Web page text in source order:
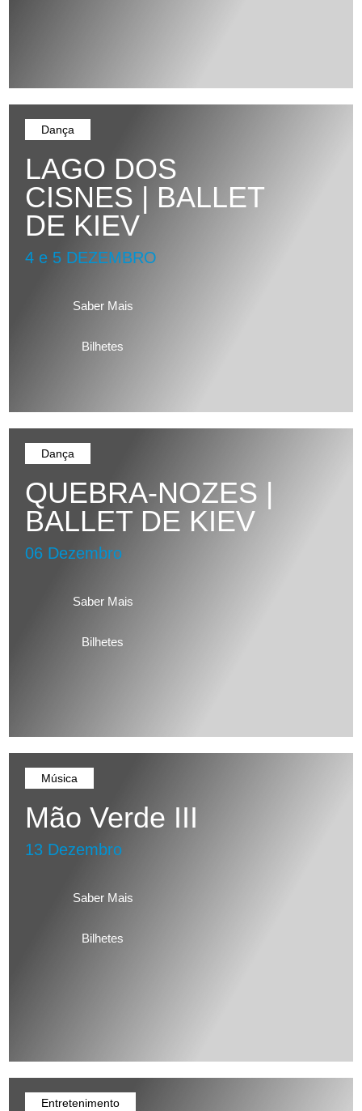
Dança
LAGO DOS
CISNES | BALLET
DE KIEV
4 e 5 DEZEMBRO
Saber Mais
Bilhetes
Dança
QUEBRA-NOZES |
BALLET DE KIEV
06 Dezembro
Saber Mais
Bilhetes
Música
Mão Verde III
13 Dezembro
Saber Mais
Bilhetes
Entretenimento